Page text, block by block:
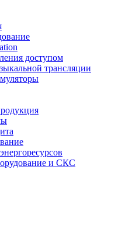
доступом
трансляции
и СКС